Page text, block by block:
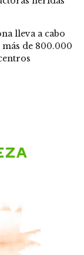
lleva a cabo
de 800.000